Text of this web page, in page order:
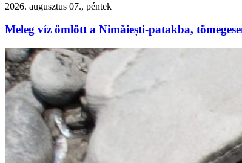
2026. augusztus 07., péntek
Meleg víz ömlött a Nimăiești-patakba,